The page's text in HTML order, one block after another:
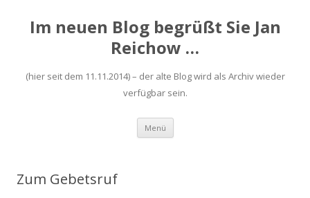
Im neuen Blog begrüßt Sie Jan
Reichow …
(hier seit dem 11.11.2014) – der alte Blog wird als Archiv wieder
verfügbar sein.
Menü Zum
springen
Zum Gebetsruf